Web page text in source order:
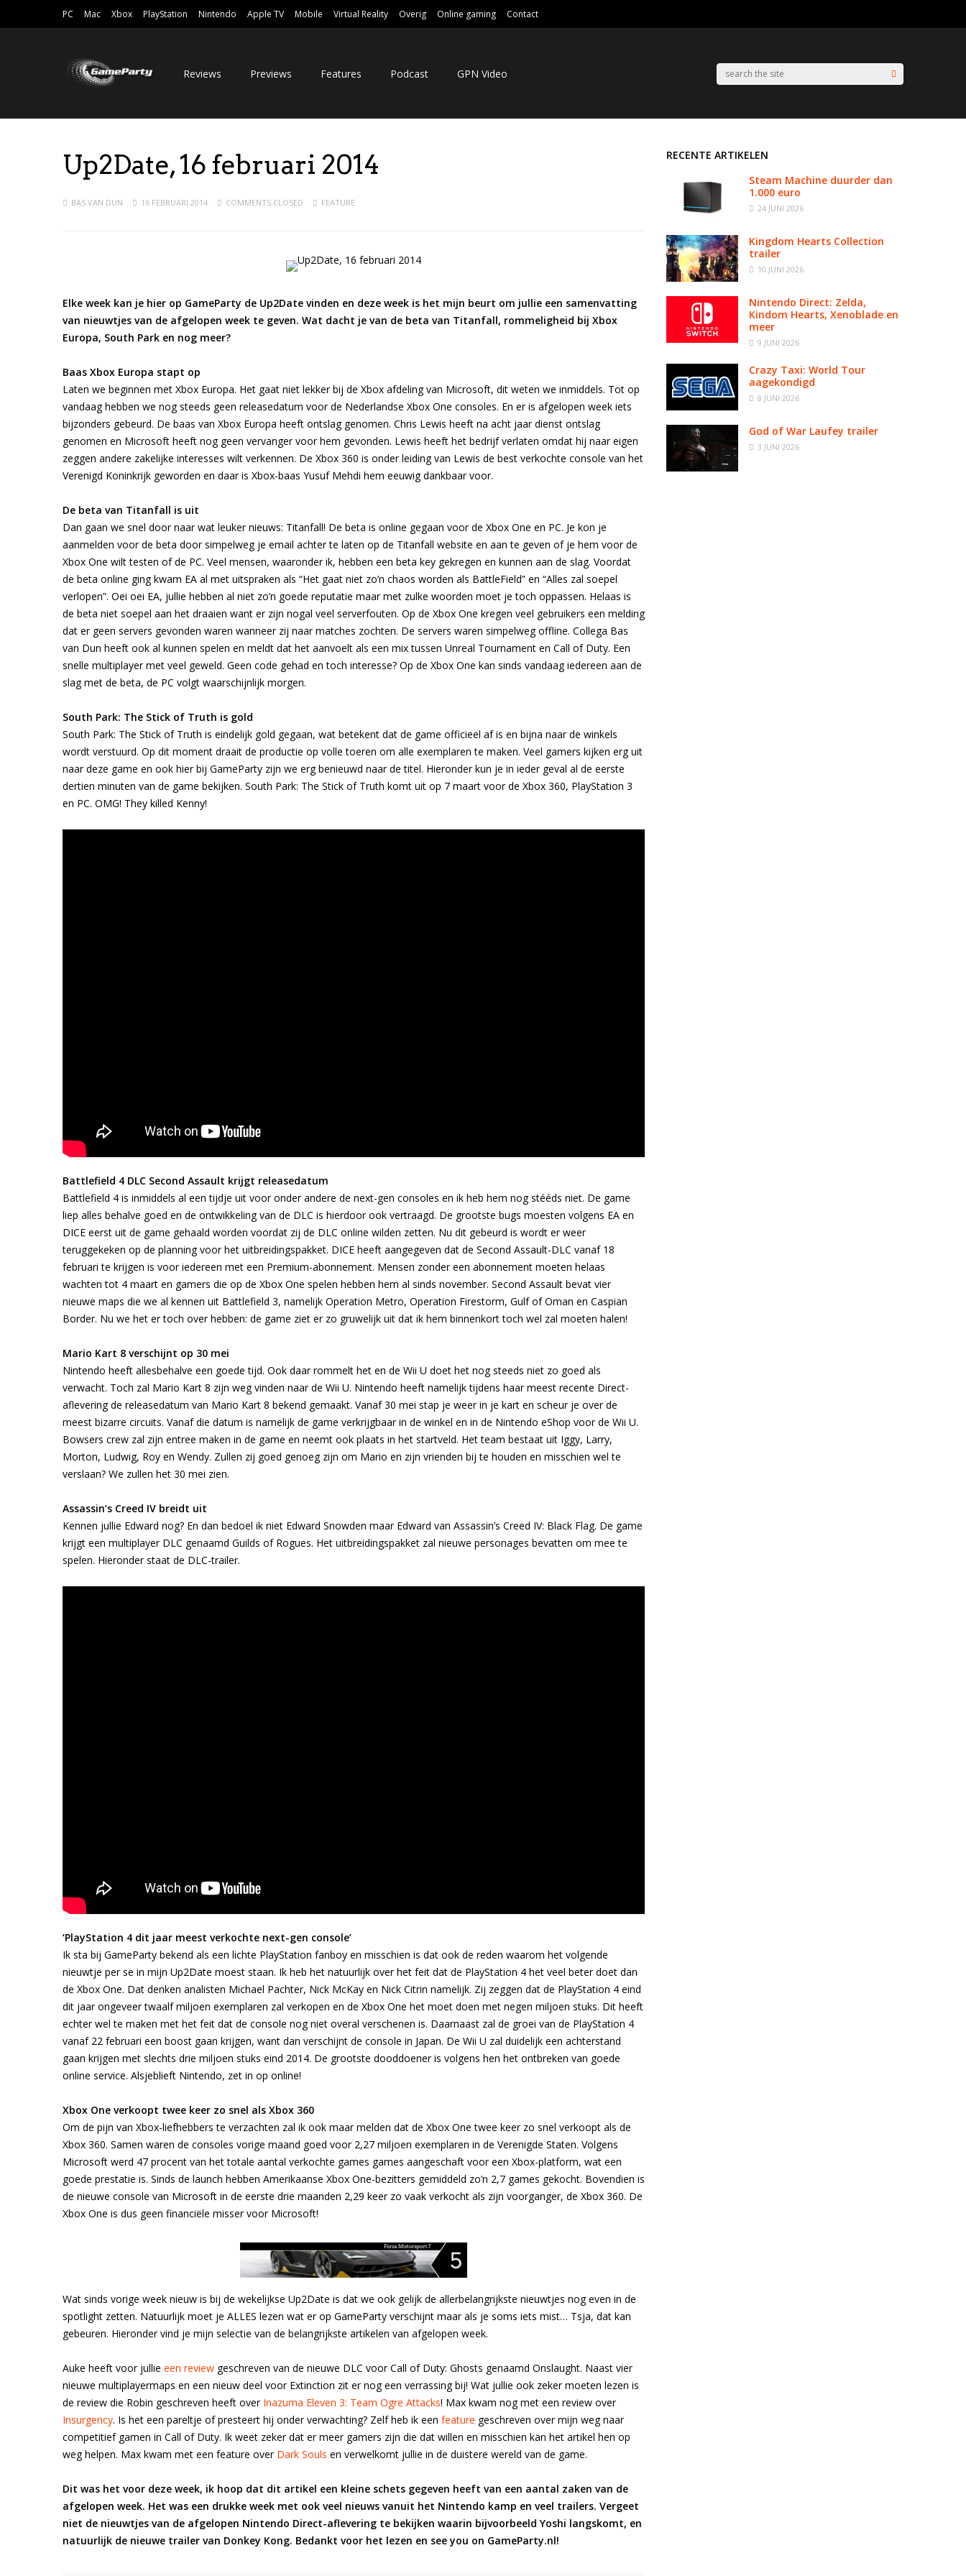
PC Mac Xbox PlayStation Nintendo Apple TV Mobile Virtual Reality Overig Online gaming Contact
Reviews Previews Features Podcast GPN Video
Up2Date, 16 februari 2014
BAS VAN DUN 16 FEBRUARI 2014 COMMENTS CLOSED FEATURE
Elke week kan je hier op GameParty de Up2Date vinden en deze week is het mijn beurt om jullie een samenvatting
van nieuwtjes van de afgelopen week te geven. Wat dacht je van de beta van Titanfall, rommeligheid bij Xbox
Europa, South Park en nog meer?
Baas Xbox Europa stapt op
Laten we beginnen met Xbox Europa. Het gaat niet lekker bij de Xbox afdeling van Microsoft, dit weten we inmiddels. Tot op
vandaag hebben we nog steeds geen releasedatum voor de Nederlandse Xbox One consoles. En er is afgelopen week iets
bijzonders gebeurd. De baas van Xbox Europa heeft ontslag genomen. Chris Lewis heeft na acht jaar dienst ontslag
genomen en Microsoft heeft nog geen vervanger voor hem gevonden. Lewis heeft het bedrijf verlaten omdat hij naar eigen
zeggen andere zakelijke interesses wilt verkennen. De Xbox 360 is onder leiding van Lewis de best verkochte console van het
Verenigd Koninkrijk geworden en daar is Xbox-baas Yusuf Mehdi hem eeuwig dankbaar voor.
De beta van Titanfall is uit
Dan gaan we snel door naar wat leuker nieuws: Titanfall! De beta is online gegaan voor de Xbox One en PC. Je kon je
aanmelden voor de beta door simpelweg je email achter te laten op de Titanfall website en aan te geven of je hem voor de
Xbox One wilt testen of de PC. Veel mensen, waaronder ik, hebben een beta key gekregen en kunnen aan de slag. Voordat
de beta online ging kwam EA al met uitspraken als “Het gaat niet zo’n chaos worden als BattleField” en “Alles zal soepel
verlopen”. Oei oei EA, jullie hebben al niet zo’n goede reputatie maar met zulke woorden moet je toch oppassen. Helaas is
de beta niet soepel aan het draaien want er zijn nogal veel serverfouten. Op de Xbox One kregen veel gebruikers een melding
dat er geen servers gevonden waren wanneer zij naar matches zochten. De servers waren simpelweg offline. Collega Bas
van Dun heeft ook al kunnen spelen en meldt dat het aanvoelt als een mix tussen Unreal Tournament en Call of Duty. Een
snelle multiplayer met veel geweld. Geen code gehad en toch interesse? Op de Xbox One kan sinds vandaag iedereen aan de
slag met de beta, de PC volgt waarschijnlijk morgen.
South Park: The Stick of Truth is gold
South Park: The Stick of Truth is eindelijk gold gegaan, wat betekent dat de game officieel af is en bijna naar de winkels
wordt verstuurd. Op dit moment draait de productie op volle toeren om alle exemplaren te maken. Veel gamers kijken erg uit
naar deze game en ook hier bij GameParty zijn we erg benieuwd naar de titel. Hieronder kun je in ieder geval al de eerste
dertien minuten van de game bekijken. South Park: The Stick of Truth komt uit op 7 maart voor de Xbox 360, PlayStation 3
en PC. OMG! They killed Kenny!
Battlefield 4 DLC Second Assault krijgt releasedatum
Battlefield 4 is inmiddels al een tijdje uit voor onder andere de next-gen consoles en ik heb hem nog stééds niet. De game
liep alles behalve goed en de ontwikkeling van de DLC is hierdoor ook vertraagd. De grootste bugs moesten volgens EA en
DICE eerst uit de game gehaald worden voordat zij de DLC online wilden zetten. Nu dit gebeurd is wordt er weer
teruggekeken op de planning voor het uitbreidingspakket. DICE heeft aangegeven dat de Second Assault-DLC vanaf 18
februari te krijgen is voor iedereen met een Premium-abonnement. Mensen zonder een abonnement moeten helaas
wachten tot 4 maart en gamers die op de Xbox One spelen hebben hem al sinds november. Second Assault bevat vier
nieuwe maps die we al kennen uit Battlefield 3, namelijk Operation Metro, Operation Firestorm, Gulf of Oman en Caspian
Border. Nu we het er toch over hebben: de game ziet er zo gruwelijk uit dat ik hem binnenkort toch wel zal moeten halen!
Mario Kart 8 verschijnt op 30 mei
Nintendo heeft allesbehalve een goede tijd. Ook daar rommelt het en de Wii U doet het nog steeds niet zo goed als
verwacht. Toch zal Mario Kart 8 zijn weg vinden naar de Wii U. Nintendo heeft namelijk tijdens haar meest recente Direct-
aflevering de releasedatum van Mario Kart 8 bekend gemaakt. Vanaf 30 mei stap je weer in je kart en scheur je over de
meest bizarre circuits. Vanaf die datum is namelijk de game verkrijgbaar in de winkel en in de Nintendo eShop voor de Wii U.
Bowsers crew zal zijn entree maken in de game en neemt ook plaats in het startveld. Het team bestaat uit Iggy, Larry,
Morton, Ludwig, Roy en Wendy. Zullen zij goed genoeg zijn om Mario en zijn vrienden bij te houden en misschien wel te
verslaan? We zullen het 30 mei zien.
Assassin’s Creed IV breidt uit
Kennen jullie Edward nog? En dan bedoel ik niet Edward Snowden maar Edward van Assassin’s Creed IV: Black Flag. De game
krijgt een multiplayer DLC genaamd Guilds of Rogues. Het uitbreidingspakket zal nieuwe personages bevatten om mee te
spelen. Hieronder staat de DLC-trailer.
‘PlayStation 4 dit jaar meest verkochte next-gen console’
Ik sta bij GameParty bekend als een lichte PlayStation fanboy en misschien is dat ook de reden waarom het volgende
nieuwtje per se in mijn Up2Date moest staan. Ik heb het natuurlijk over het feit dat de PlayStation 4 het veel beter doet dan
de Xbox One. Dat denken analisten Michael Pachter, Nick McKay en Nick Citrin namelijk. Zij zeggen dat de PlayStation 4 eind
dit jaar ongeveer twaalf miljoen exemplaren zal verkopen en de Xbox One het moet doen met negen miljoen stuks. Dit heeft
echter wel te maken met het feit dat de console nog niet overal verschenen is. Daarnaast zal de groei van de PlayStation 4
vanaf 22 februari een boost gaan krijgen, want dan verschijnt de console in Japan. De Wii U zal duidelijk een achterstand
gaan krijgen met slechts drie miljoen stuks eind 2014. De grootste dooddoener is volgens hen het ontbreken van goede
online service. Alsjeblieft Nintendo, zet in op online!
Xbox One verkoopt twee keer zo snel als Xbox 360
Om de pijn van Xbox-liefhebbers te verzachten zal ik ook maar melden dat de Xbox One twee keer zo snel verkoopt als de
Xbox 360. Samen waren de consoles vorige maand goed voor 2,27 miljoen exemplaren in de Verenigde Staten. Volgens
Microsoft werd 47 procent van het totale aantal verkochte games games aangeschaft voor een Xbox-platform, wat een
goede prestatie is. Sinds de launch hebben Amerikaanse Xbox One-bezitters gemiddeld zo’n 2,7 games gekocht. Bovendien is
de nieuwe console van Microsoft in de eerste drie maanden 2,29 keer zo vaak verkocht als zijn voorganger, de Xbox 360. De
Xbox One is dus geen financiële misser voor Microsoft!
Wat sinds vorige week nieuw is bij de wekelijkse Up2Date is dat we ook gelijk de allerbelangrijkste nieuwtjes nog even in de
spotlight zetten. Natuurlijk moet je ALLES lezen wat er op GameParty verschijnt maar als je soms iets mist… Tsja, dat kan
gebeuren. Hieronder vind je mijn selectie van de belangrijkste artikelen van afgelopen week.
Auke heeft voor jullie een review geschreven van de nieuwe DLC voor Call of Duty: Ghosts genaamd Onslaught. Naast vier
nieuwe multiplayermaps en een nieuw deel voor Extinction zit er nog een verrassing bij! Wat jullie ook zeker moeten lezen is
de review die Robin geschreven heeft over Inazuma Eleven 3: Team Ogre Attacks! Max kwam nog met een review over
Insurgency. Is het een pareltje of presteert hij onder verwachting? Zelf heb ik een feature geschreven over mijn weg naar
competitief gamen in Call of Duty. Ik weet zeker dat er meer gamers zijn die dat willen en misschien kan het artikel hen op
weg helpen. Max kwam met een feature over Dark Souls en verwelkomt jullie in de duistere wereld van de game.
Dit was het voor deze week, ik hoop dat dit artikel een kleine schets gegeven heeft van een aantal zaken van de
afgelopen week. Het was een drukke week met ook veel nieuws vanuit het Nintendo kamp en veel trailers. Vergeet
niet de nieuwtjes van de afgelopen Nintendo Direct-aflevering te bekijken waarin bijvoorbeeld Yoshi langskomt, en
natuurlijk de nieuwe trailer van Donkey Kong. Bedankt voor het lezen en see you on GameParty.nl!
RECENTE ARTIKELEN
Steam Machine duurder dan
1.000 euro
24 JUNI 2026
Kingdom Hearts Collection
trailer
10 JUNI 2026
Nintendo Direct: Zelda,
Kindom Hearts, Xenoblade en
meer
9 JUNI 2026
Crazy Taxi: World Tour
aagekondigd
8 JUNI 2026
God of War Laufey trailer
3 JUNI 2026